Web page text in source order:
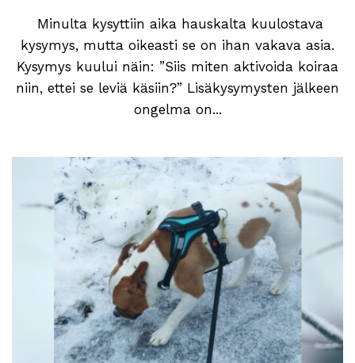
Minulta kysyttiin aika hauskalta kuulostava
kysymys, mutta oikeasti se on ihan vakava asia.
Kysymys kuului näin: ”Siis miten aktivoida koiraa
niin, ettei se leviä käsiin?” Lisäkysymysten jälkeen
ongelma on...